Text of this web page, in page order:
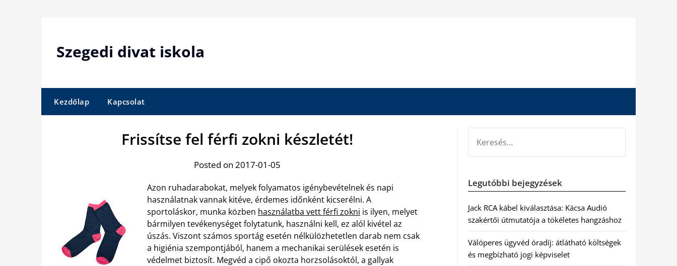
Szegedi divat iskola
Kezdőlap Kapcsolat
Frissítse fel férfi zokni készletét!
Posted on 2017-01-05
Azon ruhadarabokat, melyek folyamatos igénybevételnek és napi
használatnak vannak kitéve, érdemes időnként kicserélni. A
sportoláskor, munka közben használatba vett férfi zokni is ilyen, melyet
bármilyen tevékenységet folytatunk, használni kell, ez alól kivétel az
úszás. Viszont számos sportág esetén nélkülözhetetlen darab nem csak
a higiénia szempontjából, hanem a mechanikai serülések esetén is
védelmet biztosít. Megvéd a cipő okozta horzsolásoktól, a gallyak
Legutóbbi bejegyzések
Jack RCA kábel kiválasztása: Kácsa Audió
szakértői útmutatója a tökéletes hangzáshoz
Válóperes ügyvéd óradíj: átlátható költségek
és megbízható jogi képviselet